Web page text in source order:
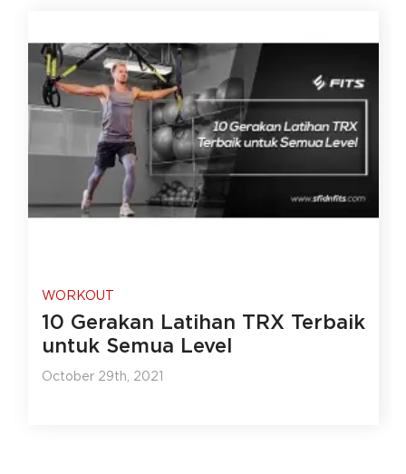
WORKOUT
10 Gerakan Latihan TRX Terbaik
untuk Semua Level
October 29th, 2021